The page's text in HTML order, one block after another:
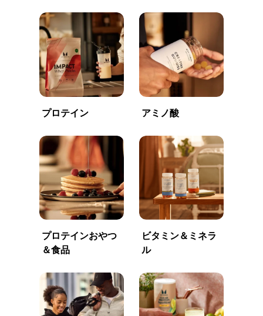
プロテイン アミノ酸
プロテインおやつ
＆食品
ビタミン＆ミネラ
ル